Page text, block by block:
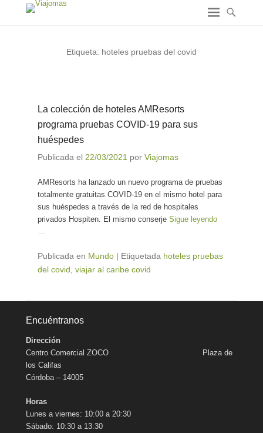
Etiqueta: hoteles pruebas del covid
La colección de hoteles AMResorts
programa pruebas COVID-19 para sus
huéspedes
Publicada el 22/03/2021 por Viajomas
AMResorts ha lanzado un nuevo programa de pruebas
totalmente gratuitas COVID-19 en el mismo hotel para
sus huéspedes a través de la red de hospitales
privados Hospiten. El mismo conserje Sigue leyendo
…
Publicada en Mundo | Etiquetada hoteles pruebas
del covid viajar al caribe covid
Encuéntranos
Dirección
Centro Comercial ZOCO Plaza de
los Califas
Córdoba – 14005
Horas
Lunes a viernes: 10:00 a 20:30
Sábado: 10:30 a 13:30